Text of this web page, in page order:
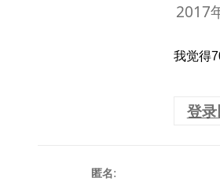
2017
我觉得
登
匿名: